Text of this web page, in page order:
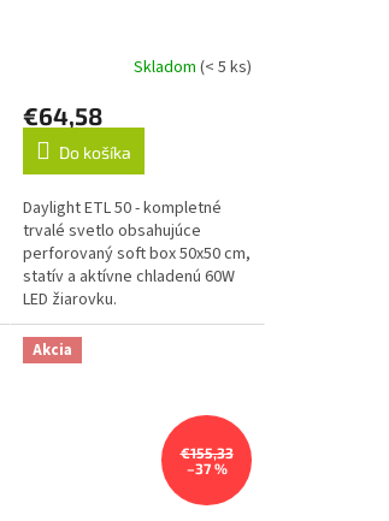
Skladom (< 5 ks)
€64,58
Do košíka
Daylight ETL 50 - kompletné
trvalé svetlo obsahujúce
perforovaný soft box 50x50 cm,
statív a aktívne chladenú 60W
LED žiarovku.
Akcia
€155,33
–37 %